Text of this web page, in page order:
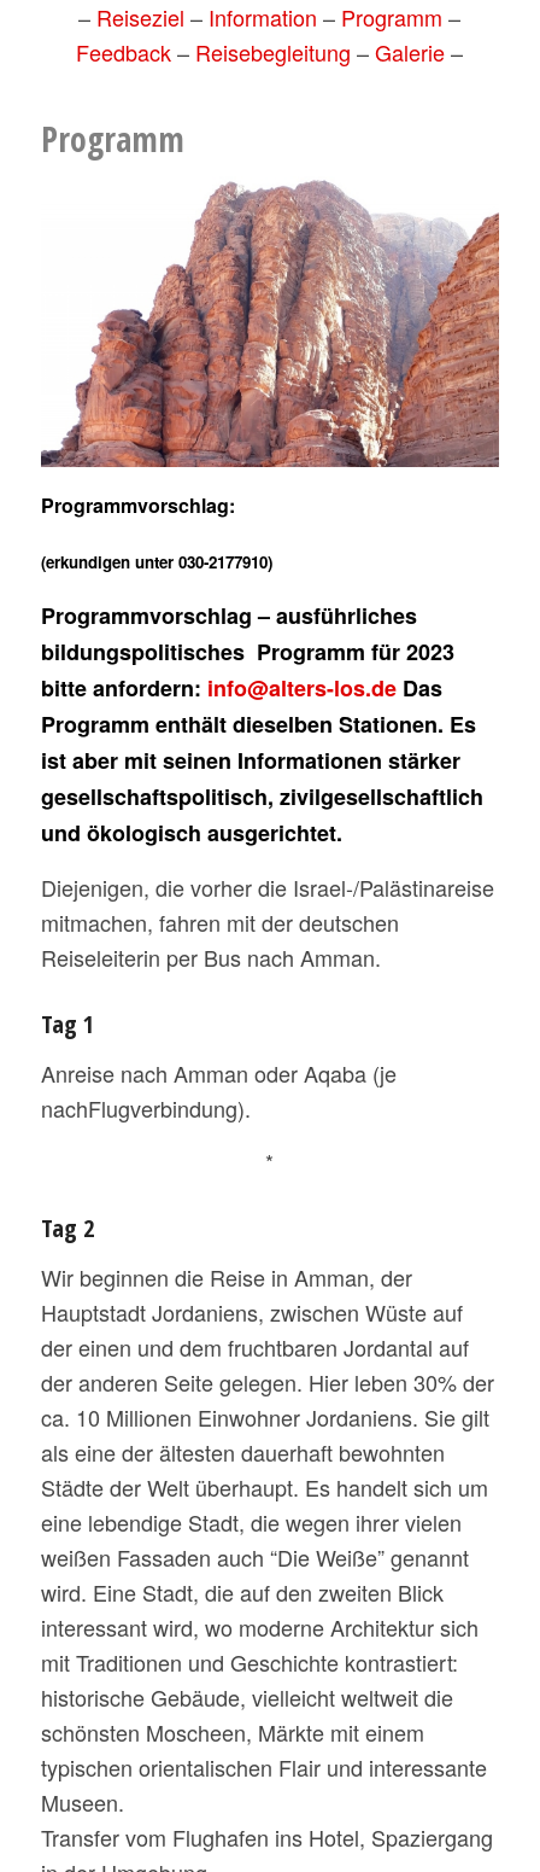
– Reiseziel – Information – Programm –
Feedback– Reisebegleitung –Galerie–
Programm
Programmvorschlag:
(erkundigen unter 030-2177910)
Programmvorschlag – ausführliches
bildungspolitisches Programm für 2023
bitte anfordern: info@alters-los.deDas
Programm enthält dieselben Stationen. Es
ist aber mit seinen Informationen stärker
gesellschaftspolitisch, zivilgesellschaftlich
und ökologisch ausgerichtet.
Diejenigen, die vorher die Israel-/Palästinareise
mitmachen, fahren mit der deutschen
Reiseleiterin per Bus nach Amman.
Tag 1
Anreise nach Amman oder Aqaba (je
nachFlugverbindung).
*
Tag 2
Wir beginnen die Reise in Amman, der
Hauptstadt Jordaniens, zwischen Wüste auf
der einen und dem fruchtbaren Jordantal auf
der anderen Seite gelegen. Hier leben 30% der
ca. 10 Millionen Einwohner Jordaniens. Sie gilt
als eine der ältesten dauerhaft bewohnten
Städte der Welt überhaupt. Es handelt sich um
eine lebendige Stadt, die wegen ihrer vielen
weißen Fassaden auch “Die Weiße” genannt
wird. Eine Stadt, die auf den zweiten Blick
interessant wird, wo moderne Architektur sich
mit Traditionen und Geschichte kontrastiert:
historische Gebäude, vielleicht weltweit die
schönsten Moscheen, Märkte mit einem
typischen orientalischen Flair und interessante
Museen.
Transfer vom Flughafen ins Hotel, Spaziergang